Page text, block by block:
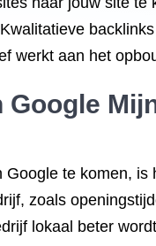
werkt aan het
Google
te komen,
zoals
lokaal beter